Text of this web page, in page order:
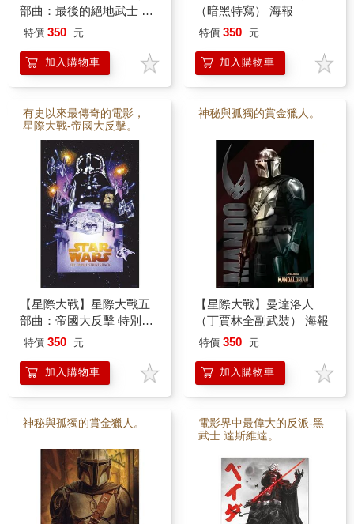
部曲：最後的絕地武士 電
影宣傳海報
特價 350 元
加入購物車
（暗黑特寫） 海報
特價 350 元
加入購物車
有史以來最傳奇的電影，
星際大戰-帝國大反擊。
【星際大戰】星際大戰五
部曲：帝國大反擊 特別版
海報
特價 350 元
加入購物車
神秘與孤獨的賞金獵人。
【星際大戰】曼達洛人
（丁賈林全副武裝） 海報
特價 350 元
加入購物車
神秘與孤獨的賞金獵人。
電影界中最偉大的反派-黑
武士 達斯維達。